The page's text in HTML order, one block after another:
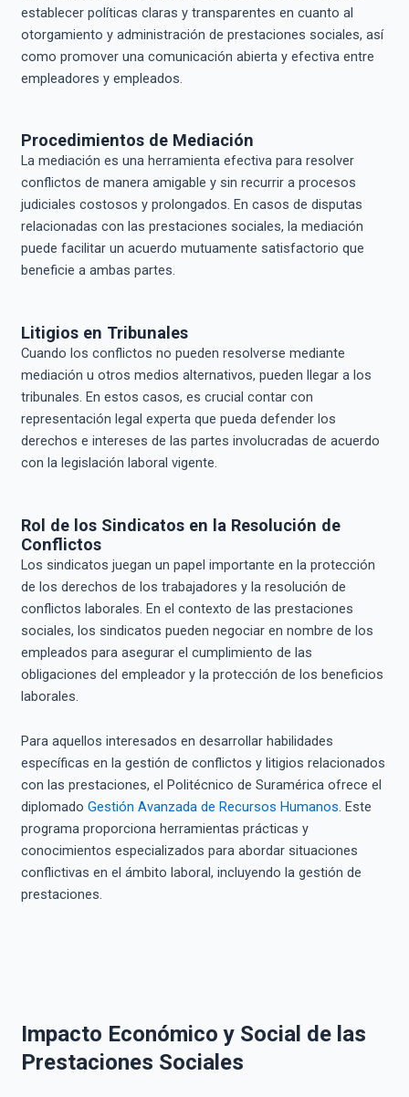
establecer políticas claras y transparentes en cuanto al
otorgamiento y administración de prestaciones sociales, así
como promover una comunicación abierta y efectiva entre
empleadores y empleados.
Procedimientos de Mediación
La mediación es una herramienta efectiva para resolver
conflictos de manera amigable y sin recurrir a procesos
judiciales costosos y prolongados. En casos de disputas
relacionadas con las prestaciones sociales, la mediación
puede facilitar un acuerdo mutuamente satisfactorio que
beneficie a ambas partes.
Litigios en Tribunales
Cuando los conflictos no pueden resolverse mediante
mediación u otros medios alternativos, pueden llegar a los
tribunales. En estos casos, es crucial contar con
representación legal experta que pueda defender los
derechos e intereses de las partes involucradas de acuerdo
con la legislación laboral vigente.
Rol de los Sindicatos en la Resolución de
Conflictos
Los sindicatos juegan un papel importante en la protección
de los derechos de los trabajadores y la resolución de
conflictos laborales. En el contexto de las prestaciones
sociales, los sindicatos pueden negociar en nombre de los
empleados para asegurar el cumplimiento de las
obligaciones del empleador y la protección de los beneficios
laborales.
Para aquellos interesados en desarrollar habilidades
específicas en la gestión de conflictos y litigios relacionados
con las prestaciones, el Politécnico de Suramérica ofrece el
diplomado Gestión Avanzada de Recursos Humanos. Este
programa proporciona herramientas prácticas y
conocimientos especializados para abordar situaciones
conflictivas en el ámbito laboral, incluyendo la gestión de
prestaciones.
Impacto Económico y Social de las
Prestaciones Sociales